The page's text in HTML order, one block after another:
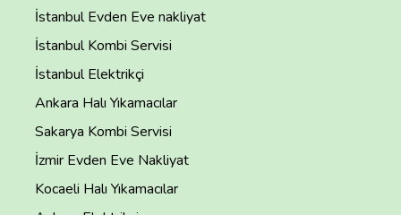
İstanbul Evden Eve nakliyat
İstanbul Kombi Servisi
İstanbul Elektrikçi
Ankara Halı Yıkamacılar
Sakarya Kombi Servisi
İzmir Evden Eve Nakliyat
Kocaeli Halı Yıkamacılar